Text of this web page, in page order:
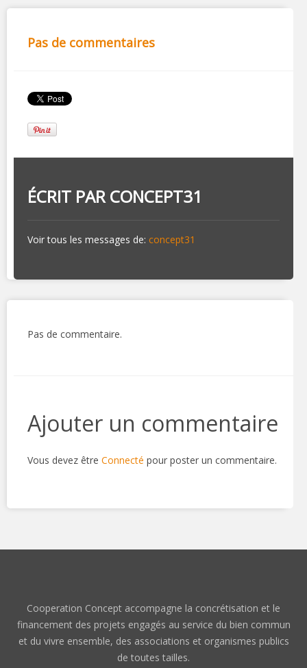
Pas de commentaires
ÉCRIT PARCONCEPT31
Voir tous les messages de: concept31
Pas de commentaire.
Ajouter un commentaire
Vous devez être Connecté pour poster un commentaire.
Cooperation Concept accompagne la concrétisation et le
financement des projets engagés au service du bien commun
et du vivre ensemble, des associations et organismes publics
de toutes tailles.